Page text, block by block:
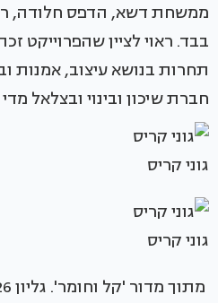
ממשחת דשא, הדפס חלודה,
בבד. ראוי לציין שהפרוייקט
תחרות בנושא עיצוב, אמנות
חברת שיכון ובינוי ובצלאל
גוני קריס
גוני קריס